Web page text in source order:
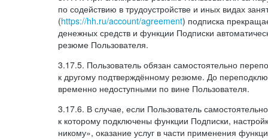
по содействию в трудоустройстве и иных видах
(https://hh.ru/account/agreement) подписка
денежных средств и функции Подписки
резюме Пользователя.
3.17.5. Пользователь обязан самостоятельно
к другому подтверждённому резюме. До
временно недоступными по вине Пользователя.
3.17.6. В случае, если Пользователь
к которому подключены функции Подписки,
никому», оказание услуг в части применения